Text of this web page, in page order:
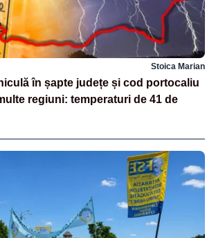
Stoica Marian
în șapte județe și cod portocaliu
regiuni: temperaturi de 41 de